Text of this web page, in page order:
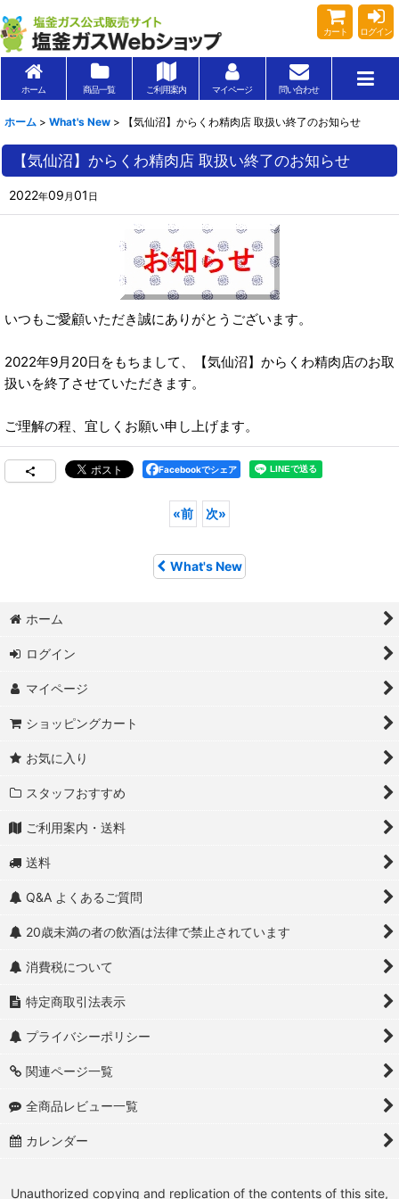
カート ログイン
ホーム 商品一覧 ご利用案内 マイページ 問い合わせ
ホーム > What's New > 【気仙沼】からくわ精肉店 取扱い終了のお知らせ
【気仙沼】からくわ精肉店 取扱い終了のお知らせ
2022年09 月01 日
いつもご愛顧いただき誠にありがとうございます。
2022年9月20日をもちまして、【気仙沼】からくわ精肉店のお取
扱いを終了させていただきます。
ご理解の程、宜しくお願い申し上げます。
Facebookでシェア
«前 次»
What's New
ホーム
ログイン
マイページ
ショッピングカート
お気に入り
スタッフおすすめ
ご利用案内・送料
送料
Q&A よくあるご質問
20歳未満の者の飲酒は法律で禁止されています
消費税について
特定商取引法表示
プライバシーポリシー
関連ページ一覧
全商品レビュー一覧
カレンダー
Unauthorized copying and replication of the contents of this site,